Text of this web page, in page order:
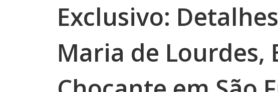
Exclusivo:
Maria de Lourdes,